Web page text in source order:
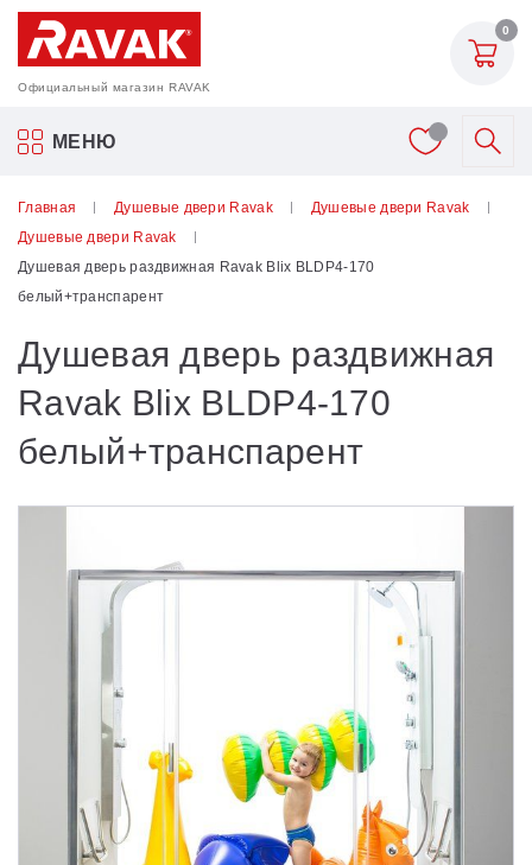
Официальный магазин RAVAK
0
МЕНЮ
Акриловые ванны Ravak
Шторки для ванн
Аксессуары
Унитазы и биде
Душевые двери
Душевые уголки
Поддоны для душа
Сиденья OVO для душевых уголков
Полотенцесушители
Гидромассаж для ванны
Главная Душевые двери Ravak
Душевые двери Ravak
Душевые двери Ravak
Душевая дверь раздвижная Ravak Blix BLDP4-170
белый+транспарент
Душевая дверь раздвижная
Ravak Blix BLDP4-170
белый+транспарент